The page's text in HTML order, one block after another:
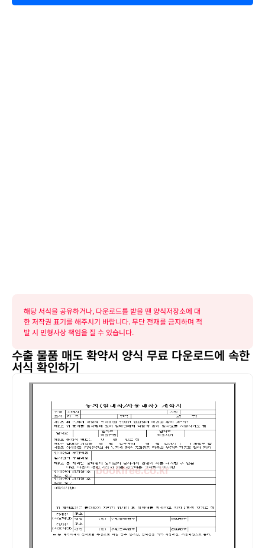
해당 서식을 공유하거나, 다운로드를 받을 땐 양식저장소에 대
한 저작권 표기를 해주시기 바랍니다. 무단 전재를 금지하며 적
발 시 민형사상 책임을 질 수 있습니다.
수출 물품 매도 확약서 양식 무료 다운로드에 속한
서식 확인하기